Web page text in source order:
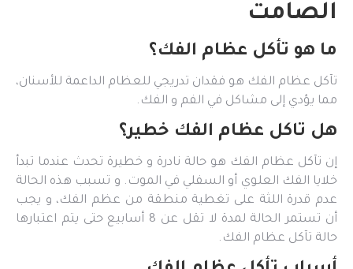
الصامت
ما هو تأكل عظام الفك؟
تآكل عظام الفك هو فقدان تدريجي للعظام الداعمة للأسنان،
مما يؤدي إلى مشاكل في الفم و الفك.
هل تاكل عظام الفك خطير؟
إن تآكل عظام الفك هو حالة نادرة و خطيرة تحدث عندما تبدأ
خلايا الفك العلوي أو السفلي في الموت. و تسبب هذه الحالة
عدم قدرة اللثة على تغطية منطقة من عظم الفك، و يجب
أن تستمر الحالة لمدة لا تقل عن 8 أسابيع حتى يتم اعتبارها
حالة تآكل عظام الفك.